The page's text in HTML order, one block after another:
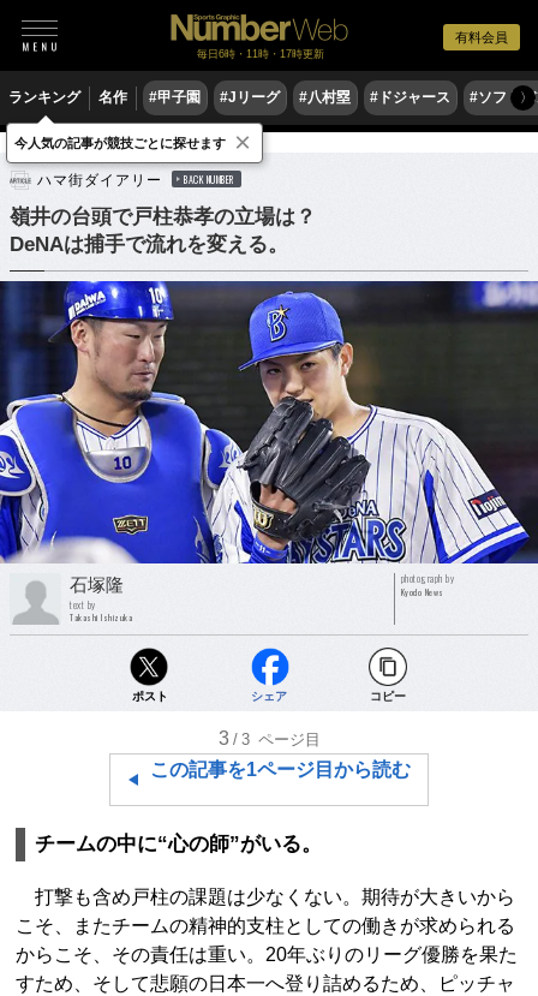
有料会員
毎日6時・11時・17時更新
ランキング 名作 #甲子園 #Jリーグ #八村塁 #ドジャース #ソフト〉
野球 プロ野球
ハマ街ダイアリー BACK NUMBER
嶺井の台頭で戸柱恭孝の立場は？
DeNAは捕手で流れを変える。
石塚隆
text by
Takashi Ishizuka
photograph by
Kyodo News
ポスト シェア コピー
3 /3 ページ目
この記事を1ページ目から読む
チームの中に“心の師”がいる。
打撃も含め戸柱の課題は少なくない。期待が大きいから
こそ、またチームの精神的支柱としての働きが求められる
からこそ、その責任は重い。20年ぶりのリーグ優勝を果た
すため、そして悲願の日本一へ登り詰めるため、ピッチャ
今人気の記事が競技ごとに探せます ×